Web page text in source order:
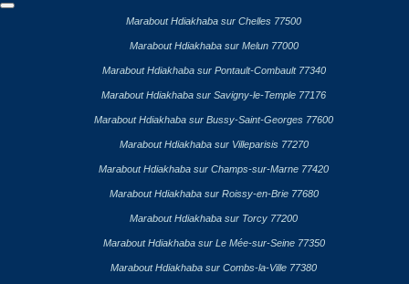
Marabout Hdiakhaba sur Chelles 77500
Marabout Hdiakhaba sur Melun 77000
Marabout Hdiakhaba sur Pontault-Combault 77340
Marabout Hdiakhaba sur Savigny-le-Temple 77176
Marabout Hdiakhaba sur Bussy-Saint-Georges 77600
Marabout Hdiakhaba sur Villeparisis 77270
Marabout Hdiakhaba sur Champs-sur-Marne 77420
Marabout Hdiakhaba sur Roissy-en-Brie 77680
Marabout Hdiakhaba sur Torcy 77200
Marabout Hdiakhaba sur Le Mée-sur-Seine 77350
Marabout Hdiakhaba sur Combs-la-Ville 77380